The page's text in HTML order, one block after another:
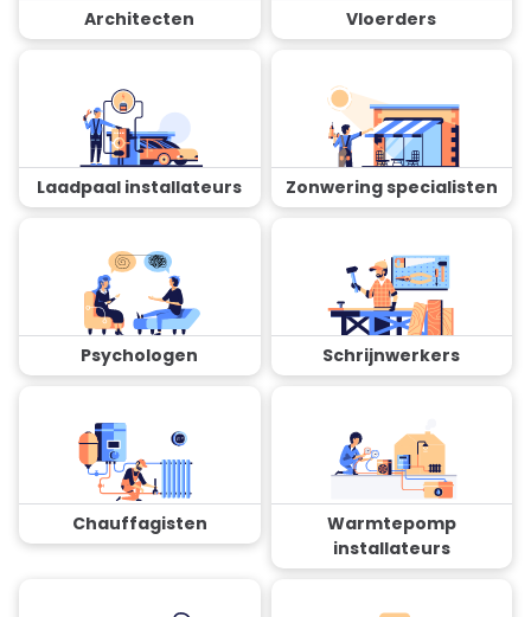
Architecten Vloerders
Laadpaal installateurs Zonwering specialisten
Psychologen Schrijnwerkers
Chauffagisten
Warmtepomp
installateurs